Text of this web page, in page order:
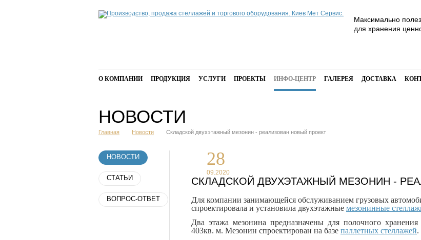
Максимально
для хранения
О КОМПАНИИ ПРОДУКЦИЯ УСЛУГИ ПРОЕКТЫ ИНФО-ЦЕНТР ГАЛЕРЕЯ ДОСТАВКА
НОВОСТИ
Главная Новости Складской двухэтажный мезонин - реализован новый проект
НОВОСТИ
СТАТЬИ
ВОПРОС-ОТВЕТ
28
09.2020
СКЛАДСКОЙ ДВУХЭТАЖНЫЙ МЕЗОНИН -
Для компании занимающейся обслуживанием грузовых
спроектировала и установила двухэтажные мезонинные
Два этажа мезонина предназначены для полочного
403кв. м. Мезонин спроектирован на базе паллетных стеллажей.